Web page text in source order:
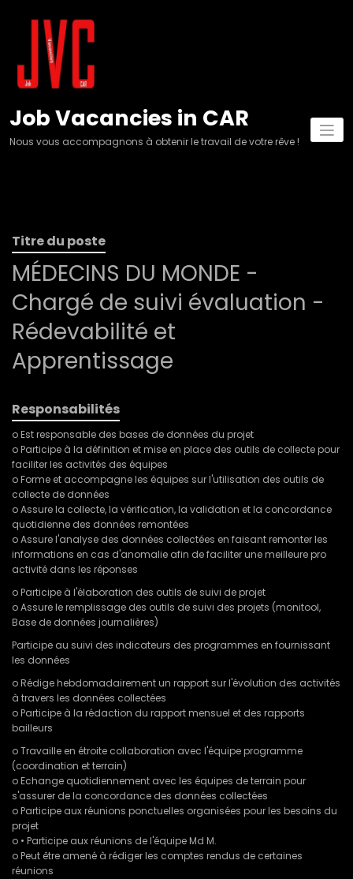
Job Vacancies in CAR
Nous vous accompagnons à obtenir le travail de votre rêve !
Titre du poste
MÉDECINS DU MONDE -
Chargé de suivi évaluation -
Rédevabilité et
Apprentissage
Responsabilités
o Est responsable des bases de données du projet
o Participe à la définition et mise en place des outils de collecte pour
faciliter les activités des équipes
o Forme et accompagne les équipes sur l'utilisation des outils de
collecte de données
o Assure la collecte, la vérification, la validation et la concordance
quotidienne des données remontées
o Assure l'analyse des données collectées en faisant remonter les
informations en cas d'anomalie afin de faciliter une meilleure pro
activité dans les réponses
o Participe à l'élaboration des outils de suivi de projet
o Assure le remplissage des outils de suivi des projets (monitool,
Base de données journalières)
Participe au suivi des indicateurs des programmes en fournissant
les données
o Rédige hebdomadairement un rapport sur l'évolution des activités
à travers les données collectées
o Participe à la rédaction du rapport mensuel et des rapports
bailleurs
o Travaille en étroite collaboration avec l'équipe programme
(coordination et terrain)
o Echange quotidiennement avec les équipes de terrain pour
s'assurer de la concordance des données collectées
o Participe aux réunions ponctuelles organisées pour les besoins du
projet
o • Participe aux réunions de l'équipe Md M.
o Peut être amené à rédiger les comptes rendus de certaines
réunions